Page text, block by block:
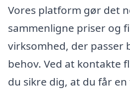
Vores platform gør det
sammenligne priser og
virksomhed, der passer
behov. Ved at kontakte
du sikre dig, at du får